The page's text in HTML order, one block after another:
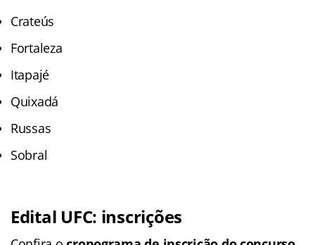
Crateús
Fortaleza
Itapajé
Quixadá
Russas
Sobral
Edital UFC: inscrições